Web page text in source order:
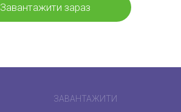
Завантажити зараз
ЗАВАНТАЖИТИ